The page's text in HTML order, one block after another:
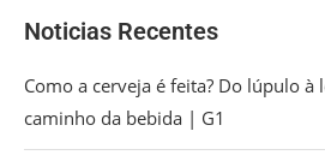
Noticias Recentes
Como a cerveja é feita? Do lúpulo à
caminho da bebida | G1